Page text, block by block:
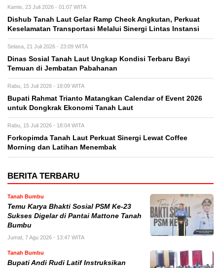
Kamis, 23 Juli 2026 - 01:07 WITA
Dishub Tanah Laut Gelar Ramp Check Angkutan, Perkuat
Keselamatan Transportasi Melalui Sinergi Lintas Instansi
Selasa, 21 Juli 2026 - 23:09 WITA
Dinas Sosial Tanah Laut Ungkap Kondisi Terbaru Bayi
Temuan di Jembatan Pabahanan
Rabu, 15 Juli 2026 - 18:09 WITA
Bupati Rahmat Trianto Matangkan Calendar of Event 2026
untuk Dongkrak Ekonomi Tanah Laut
Rabu, 15 Juli 2026 - 18:04 WITA
Forkopimda Tanah Laut Perkuat Sinergi Lewat Coffee
Morning dan Latihan Menembak
BERITA TERBARU
Tanah Bumbu
Temu Karya Bhakti Sosial PSM Ke-23
Sukses Digelar di Pantai Mattone Tanah
Bumbu
Jumat, 7 Agu 2026 - 13:47 WITA
Tanah Bumbu
Bupati Andi Rudi Latif Instruksikan